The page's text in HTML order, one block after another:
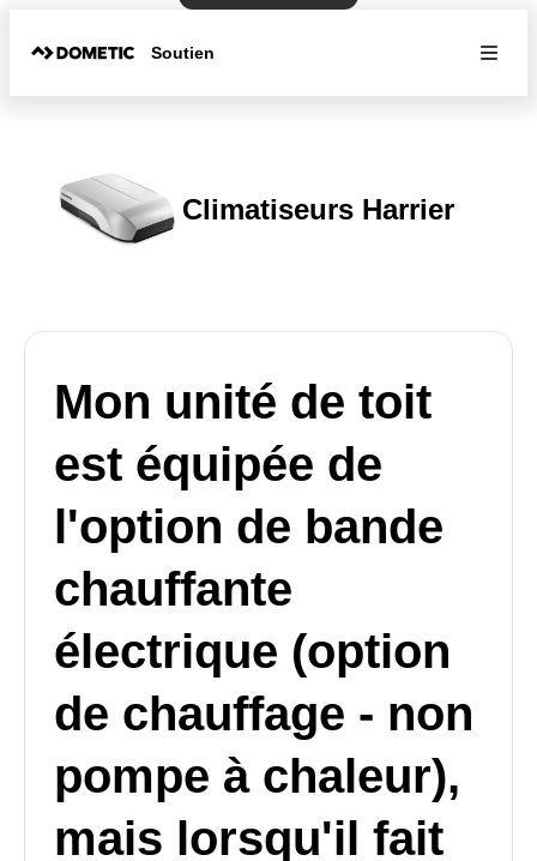
Soutien
Climatiseurs Harrier
Mon unité de toit
est équipée de
l'option de bande
chauffante
électrique (option
de chauffage - non
pompe à chaleur),
mais lorsqu'il fait